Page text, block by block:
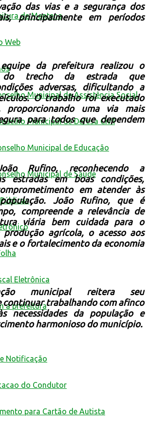
de Mantena
Web
Municipal de Assistência Social
Municipal de Defesa Civil
Municipal de Educação
Municipal de Saúde
Eletrônica
a prefeitura
Notificação
do Condutor
para Cartão de Autista
das vias e a segurança dos
principalmente em períodos
da prefeitura realizou o
do trecho da estrada que
adversas, dificultando a
O trabalho foi executado
proporcionando uma via mais
para todos que dependem
Rufino, reconhecendo a
estradas em boas condições,
em atender às
João Rufino, que é
compreende a relevância de
viária bem cuidada para o
produção agrícola, o acesso aos
e o fortalecimento da economia
municipal reitera seu
continuar trabalhando com afinco
necessidades da população e
harmonioso do município.